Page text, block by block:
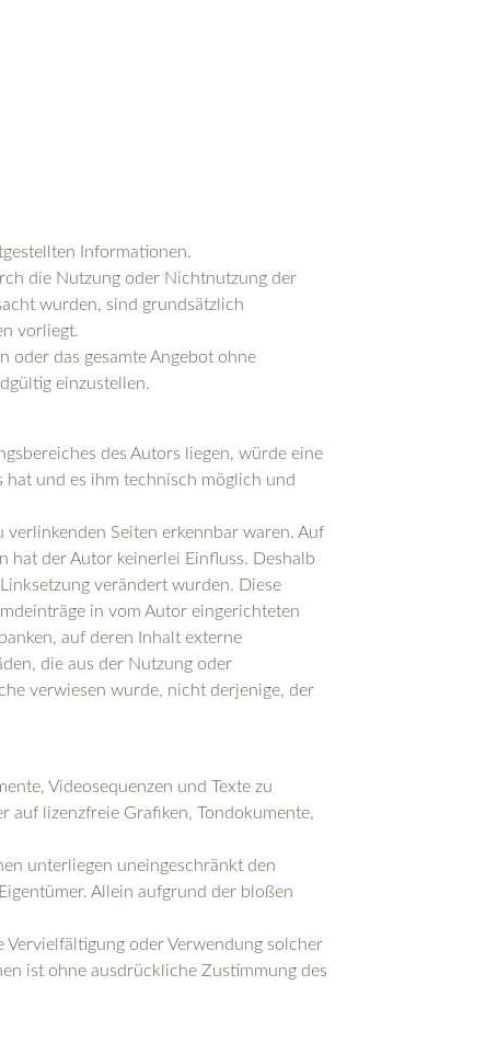
Informationen.
die Nutzung oder Nichtnutzung der
wurden, sind grundsätzlich
vorliegt.
oder das gesamte Angebot ohne
einzustellen.
des Autors liegen, würde eine
und es ihm technisch möglich und
Seiten erkennbar waren. Auf
der Autor keinerlei Einfluss. Deshalb
verändert wurden. Diese
in vom Autor eingerichteten
auf deren Inhalt externe
die aus der Nutzung oder
verwiesen wurde, nicht derjenige, der
Videosequenzen und Texte zu
auf lizenzfreie Grafiken, Tondokumente,
unterliegen uneingeschränkt den
Allein aufgrund der bloßen
oder Verwendung solcher
ist ohne ausdrückliche Zustimmung des